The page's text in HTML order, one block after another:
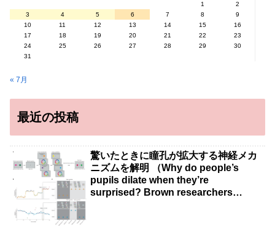
1
2
3
4 5 6 7 8
9
10
11 12 13 14 15
16
17
18 19 20 21 22
23
24
25 26 27 28 29
30
31
« 7月
最近の投稿
驚いたときに瞳孔が拡大する神経メカ
ニズムを解明 （Why do people’s
pupils dilate when they’re
surprised? Brown researchers